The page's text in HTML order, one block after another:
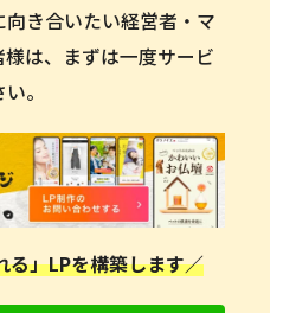
き合いたい経営者・マ
は、まずは一度サービ
。
る」LPを構築します／